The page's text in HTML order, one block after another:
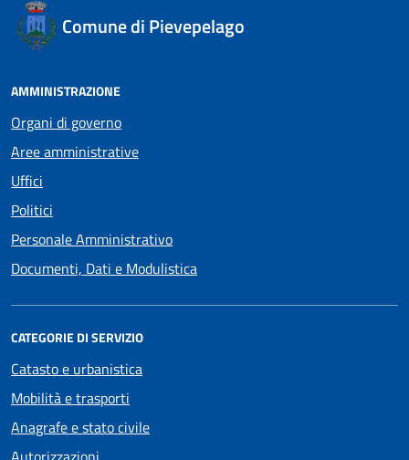
Comune di Pievepelago
AMMINISTRAZIONE
Organi di governo
Aree amministrative
Uffici
Politici
Personale Amministrativo
Documenti, Dati e Modulistica
CATEGORIE DI SERVIZIO
Catasto e urbanistica
Mobilità e trasporti
Anagrafe e stato civile